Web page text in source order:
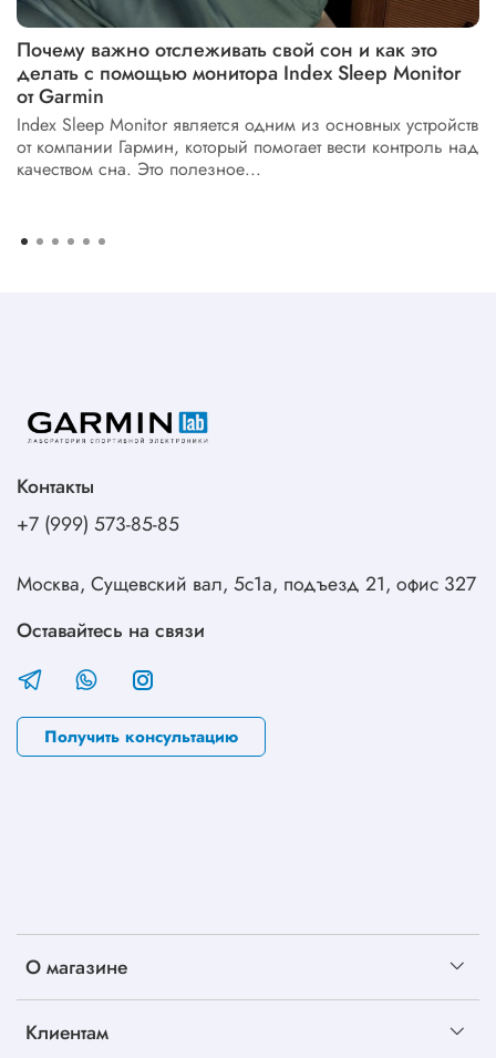
Почему важно отслеживать свой сон и как это
делать с помощью монитора Index Sleep Monitor
от Garmin
Index Sleep Monitor является одним из основных устройств
от компании Гармин, который помогает вести контроль над
качеством сна. Это полезное...
О магазине
Клиентам
Контакты
+7 (999) 573-85-85
Москва, Сущевский вал, 5с1а, подъезд 21, офис 327
Оставайтесь на связи
Получить консультацию